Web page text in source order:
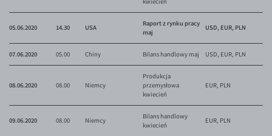
EUR/JPY
EUR/NZD
EUR/RON
EUR/SGD
EUR/TRY
05.06.2020 14.30 USA
Raport z rynku pracy
maj
USD, EUR, PLN
07.06.2020 05.00 Chiny Bilans handlowy maj USD, EUR, PLN
08.06.2020 08.00 Niemcy
Produkcja
przemysłowa
kwiecień
EUR, PLN
09.06.2020 08.00 Niemcy
Bilans handlowy
kwiecień
EUR, PLN